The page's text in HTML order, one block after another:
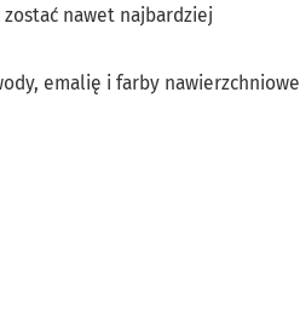
nawet najbardziej
emalię i farby nawierzchniowe